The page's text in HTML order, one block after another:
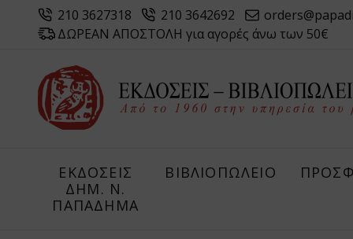
210 3627318 210 3642692
ΔΩΡΕΑΝ ΑΠΟΣΤΟΛΗ για αγορές άνω των 50€
ΕΚΔΟΣΕΙΣ
ΔHM. Ν.
ΠΑΠΑΔΗΜΑ
ΒΙΒΛΙΟΠΩΛΕΙΟ